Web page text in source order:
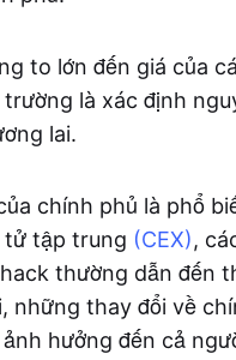
to lớn đến giá của
là xác định
lai.
chính phủ là phổ
tử tập trung (CEX),
thường dẫn đến
những thay đổi về
hưởng đến cả